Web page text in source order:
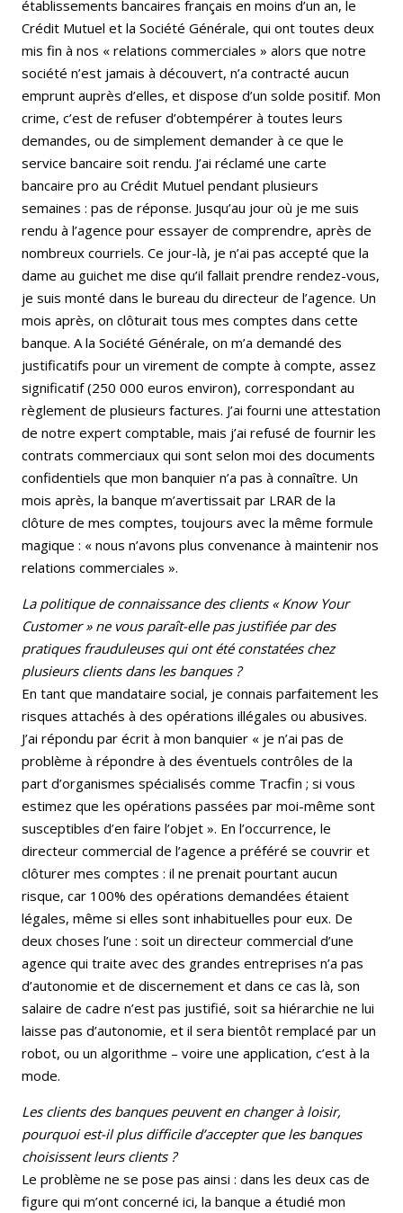
établissements bancaires français en moins d’un an, le
Crédit Mutuel et la Société Générale, qui ont toutes deux
mis fin à nos « relations commerciales » alors que notre
société n’est jamais à découvert, n’a contracté aucun
emprunt auprès d’elles, et dispose d’un solde positif. Mon
crime, c’est de refuser d’obtempérer à toutes leurs
demandes, ou de simplement demander à ce que le
service bancaire soit rendu. J’ai réclamé une carte
bancaire pro au Crédit Mutuel pendant plusieurs
semaines : pas de réponse. Jusqu’au jour où je me suis
rendu à l’agence pour essayer de comprendre, après de
nombreux courriels. Ce jour-là, je n’ai pas accepté que la
dame au guichet me dise qu’il fallait prendre rendez-vous,
je suis monté dans le bureau du directeur de l’agence. Un
mois après, on clôturait tous mes comptes dans cette
banque. A la Société Générale, on m’a demandé des
justificatifs pour un virement de compte à compte, assez
significatif (250 000 euros environ), correspondant au
règlement de plusieurs factures. J’ai fourni une attestation
de notre expert comptable, mais j’ai refusé de fournir les
contrats commerciaux qui sont selon moi des documents
confidentiels que mon banquier n’a pas à connaître. Un
mois après, la banque m’avertissait par LRAR de la
clôture de mes comptes, toujours avec la même formule
magique : « nous n’avons plus convenance à maintenir nos
relations commerciales ».
La politique de connaissance des clients « Know Your
Customer » ne vous paraît-elle pas justifiée par des
pratiques frauduleuses qui ont été constatées chez
plusieurs clients dans les banques ?
En tant que mandataire social, je connais parfaitement les
risques attachés à des opérations illégales ou abusives.
J’ai répondu par écrit à mon banquier « je n’ai pas de
problème à répondre à des éventuels contrôles de la
part d’organismes spécialisés comme Tracfin ; si vous
estimez que les opérations passées par moi-même sont
susceptibles d’en faire l’objet ». En l’occurrence, le
directeur commercial de l’agence a préféré se couvrir et
clôturer mes comptes : il ne prenait pourtant aucun
risque, car 100% des opérations demandées étaient
légales, même si elles sont inhabituelles pour eux. De
deux choses l’une : soit un directeur commercial d’une
agence qui traite avec des grandes entreprises n’a pas
d’autonomie et de discernement et dans ce cas là, son
salaire de cadre n’est pas justifié, soit sa hiérarchie ne lui
laisse pas d’autonomie, et il sera bientôt remplacé par un
robot, ou un algorithme – voire une application, c’est à la
mode.
Les clients des banques peuvent en changer à loisir,
pourquoi est-il plus difficile d’accepter que les banques
choisissent leurs clients ?
Le problème ne se pose pas ainsi : dans les deux cas de
figure qui m’ont concerné ici, la banque a étudié mon